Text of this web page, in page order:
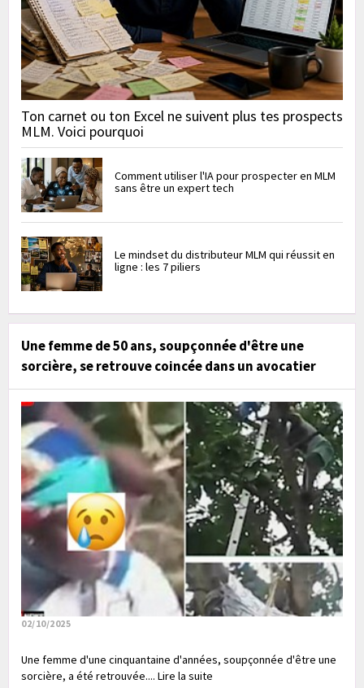
Ton carnet ou ton Excel ne suivent plus tes prospects
MLM. Voici pourquoi
Comment utiliser l'IA pour prospecter en MLM
sans être un expert tech
Le mindset du distributeur MLM qui réussit en
ligne : les 7 piliers
Une femme de 50 ans, soupçonnée d'être une
sorcière, se retrouve coincée dans un avocatier
02/10/2025
Une femme d'une cinquantaine d'années, soupçonnée d'être une
sorcière, a été retrouvée.... Lire la suite